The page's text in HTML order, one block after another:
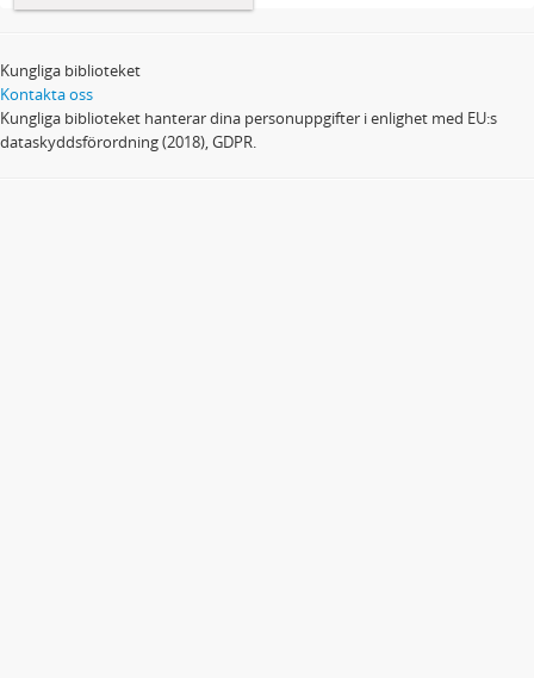
Kungliga biblioteket
Kontakta oss
Kungliga biblioteket hanterar dina personuppgifter i enlighet med EU:s
dataskyddsförordning (2018), GDPR.